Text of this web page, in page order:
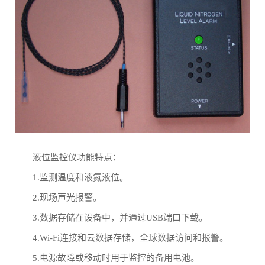
液位监控仪功能特点：
1.监测温度和液氮液位。
2.现场声光报警。
3.数据存储在设备中，并通过USB端口下载。
4.Wi-Fi连接和云数据存储，全球数据访问和报警。
5.电源故障或移动时用于监控的备用电池。